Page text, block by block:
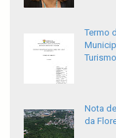
Termo
Nota
da